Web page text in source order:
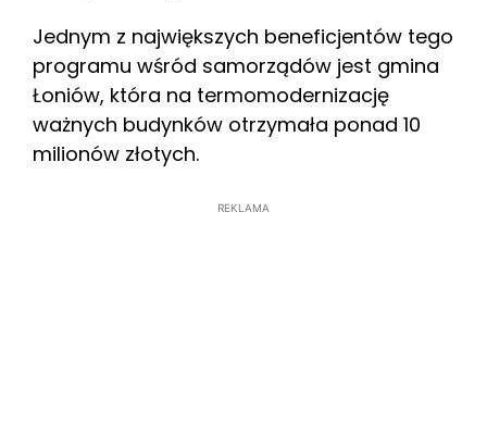
Jednym z największych beneficjentów tego
programu wśród samorządów jest gmina
Łoniów, która na termomodernizację
ważnych budynków otrzymała ponad 10
milionów złotych.
REKLAMA